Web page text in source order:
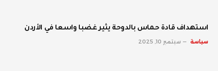
استهداف قادة حماس بالدوحة يثير غضبا واسعا في الأردن
سياسة سبتمبر 10, 2025